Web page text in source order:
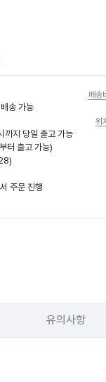
배송
송 가능
위
까지 당일 출고 가능
터 출고 가능)
주문 진행
유의사항